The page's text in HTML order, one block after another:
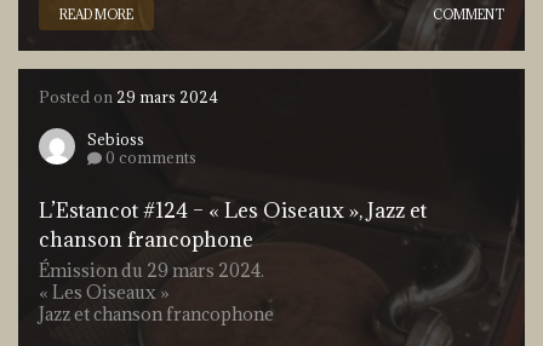
READ MORE COMMENT
Posted on 29 mars 2024
Sebioss
0 comments
L’Estancot #124 – « Les Oiseaux », Jazz et
chanson francophone
Émission du 29 mars 2024.
« Les Oiseaux »
Jazz et chanson francophone